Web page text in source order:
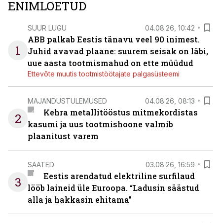
ENIMLOETUD
1
SUUR LUGU 04.08.26, 10:42
ABB palkab Eestis tänavu veel 90 inimest.
Juhid avavad plaane: suurem seisak on läbi,
uue aasta tootmismahud on ette müüdud
Ettevõte muutis tootmistöötajate palgasüsteemi
2
MAJANDUSTULEMUSED 04.08.26, 08:13
Kehra metallitööstus mitmekordistas
kasumi ja uus tootmishoone valmib
plaanitust varem
3
SAATED 03.08.26, 16:59
Eestis arendatud elektriline surfilaud
lööb laineid üle Euroopa. “Ladusin säästud
alla ja hakkasin ehitama”